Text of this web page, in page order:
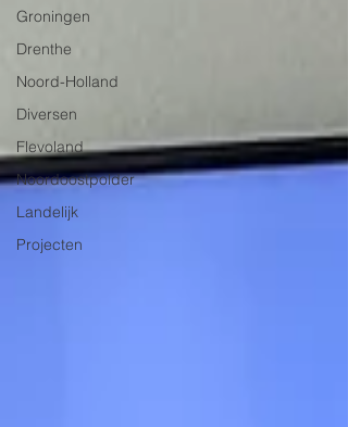
Groningen
Drenthe
Noord-Holland
Diversen
Flevoland
Noordoostpolder
Landelijk
Projecten